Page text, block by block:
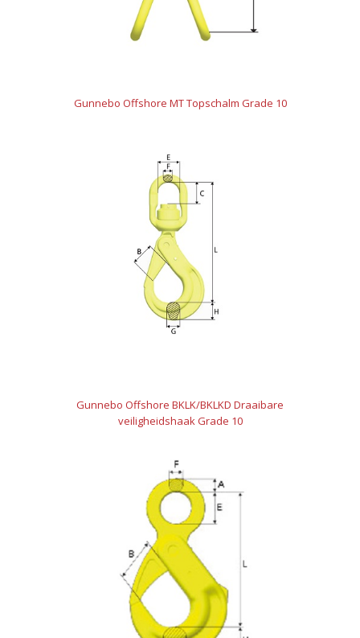
Gunnebo Offshore MT Topschalm Grade 10
Gunnebo Offshore BKLK/BKLKD Draaibare
veiligheidshaak Grade 10